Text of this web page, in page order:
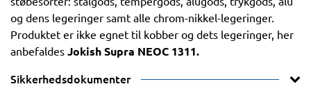
og dens legeringer samt alle chrom-nikkel-legeringer.
Produktet er ikke egnet til kobber og dets legeringer, her
anbefaldes Jokish Supra NEOC 1311.
Sikkerhedsdokumenter